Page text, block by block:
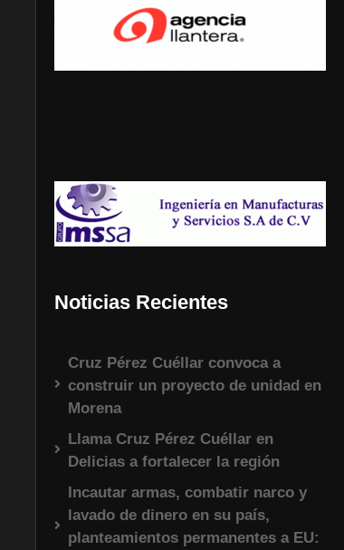
Noticias Recientes
Cruz Pérez Cuéllar convoca a
construir un proyecto de unidad en
Morena
Llama Cruz Pérez Cuéllar en
Delicias a fortalecer la región
Incautar armas, combatir narco y
lavado de dinero en su país,
planteamientos permanentes a EU: